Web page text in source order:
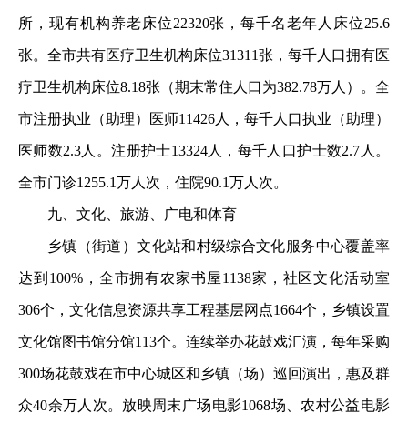
所，现有机构养老床位22320张，每千名老年人床位25.6
张。全市共有医疗卫生机构床位31311张，每千人口拥有医
疗卫生机构床位8.18张（期末常住人口为382.78万人）。全
市注册执业（助理）医师11426人，每千人口执业（助理）
医师数2.3人。注册护士13324人，每千人口护士数2.7人。
全市门诊1255.1万人次，住院90.1万人次。
九、文化、旅游、广电和体育
乡镇（街道）文化站和村级综合文化服务中心覆盖率
达到100%，全市拥有农家书屋1138家，社区文化活动室
306个，文化信息资源共享工程基层网点1664个，乡镇设置
文化馆图书馆分馆113个。连续举办花鼓戏汇演，每年采购
300场花鼓戏在市中心城区和乡镇（场）巡回演出，惠及群
众40余万人次。放映周末广场电影1068场、农村公益电影